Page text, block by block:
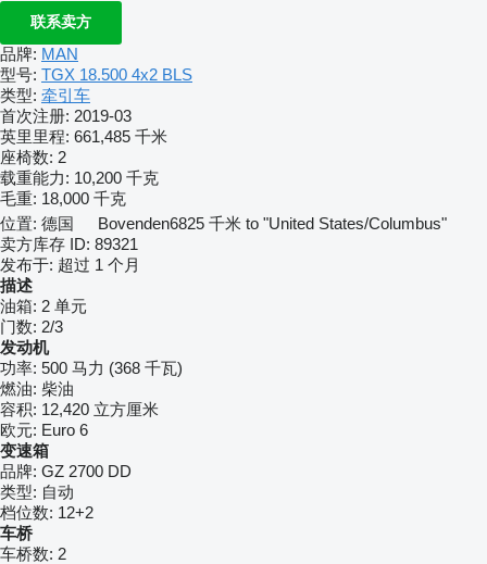
联系卖方
品牌: MAN
型号: TGX 18.500 4x2 BLS
类型: 牵引车
首次注册: 2019-03
英里里程: 661,485 千米
座椅数: 2
载重能力: 10,200 千克
毛重: 18,000 千克
位置: 德国 Bovenden6825 千米 to "United States/Columbus"
卖方库存 ID: 89321
发布于: 超过 1 个月
描述
油箱: 2 单元
门数: 2/3
发动机
功率: 500 马力 (368 千瓦)
燃油: 柴油
容积: 12,420 立方厘米
欧元: Euro 6
变速箱
品牌: GZ 2700 DD
类型: 自动
档位数: 12+2
车桥
车桥数: 2